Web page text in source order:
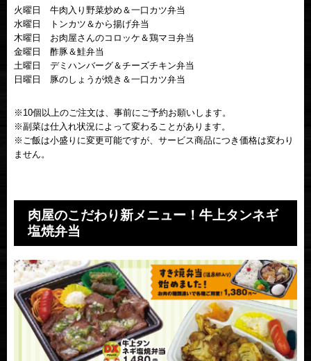
火曜日 牛肉入り野菜炒め＆一口カツ弁当
水曜日 トンカツ＆から揚げ弁当
木曜日 お肉屋さんのコロッケ＆鶏マヨ弁当
金曜日 酢豚＆鮭弁当
土曜日 デミハンバーグ＆チーズチキン弁当
日曜日 豚のしょうが焼き＆一口カツ弁当
※10個以上のご注文は、事前にご予約お願いします。
※副菜は仕入れ状況によって変わることがあります。
※ご飯は小盛りに変更可能ですが、サービス商品につき価格は変わり
ません。
肉屋のこだわり新メニュー！牛上タンネギ
塩焼弁当